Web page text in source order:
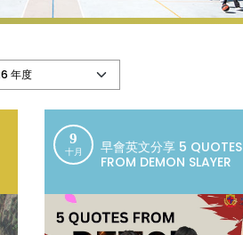
9
十月
早會英文分享 5 QUOTES
FROM DEMON SLAYER